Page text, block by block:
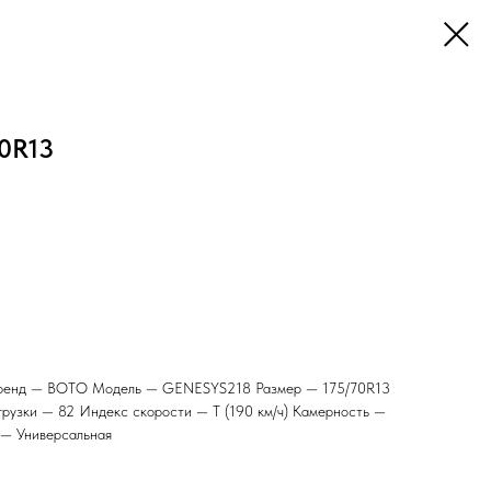
— BOTO Модель — GENESYS218 Размер — 175/70R13
— 82 Индекс скорости — T (190 км/ч) Камерность —
Универсальная